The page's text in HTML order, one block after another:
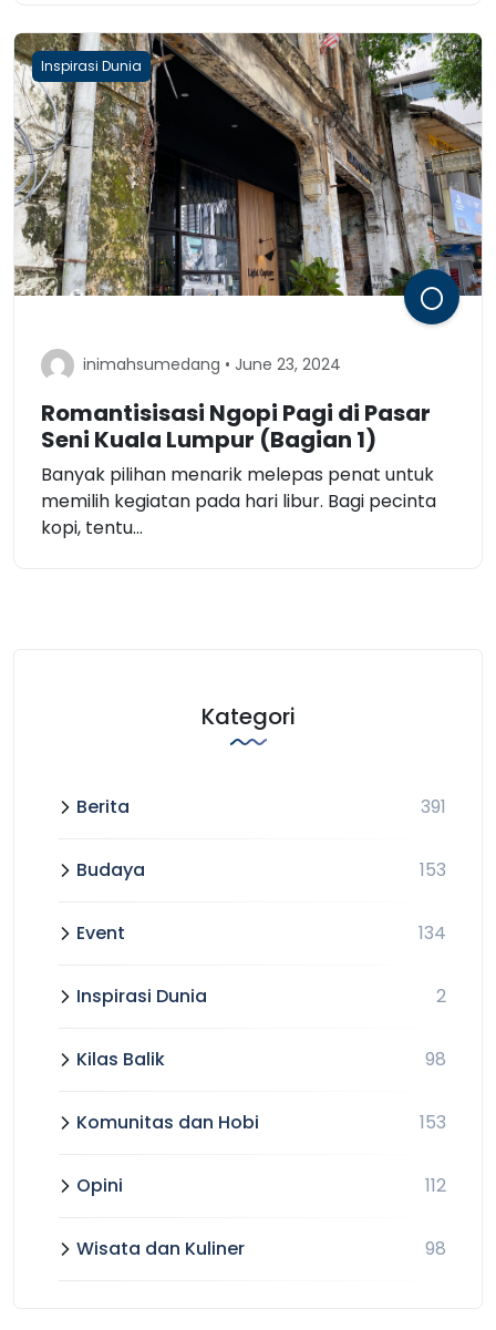
Inspirasi Dunia
inimahsumedang • June 23, 2024
Romantisisasi Ngopi Pagi di Pasar
Seni Kuala Lumpur (Bagian 1)
Banyak pilihan menarik melepas penat untuk
memilih kegiatan pada hari libur. Bagi pecinta
kopi, tentu...
Kategori
Berita 391
Budaya 153
Event 134
Inspirasi Dunia 2
Kilas Balik 98
Komunitas dan Hobi 153
Opini 112
Wisata dan Kuliner 98